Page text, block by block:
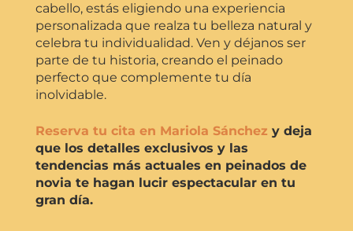
cabello, estás eligiendo una experiencia
personalizada que realza tu belleza natural y
celebra tu individualidad. Ven y déjanos ser
parte de tu historia, creando el peinado
perfecto que complemente tu día
inolvidable.
Reserva tu cita en Mariola Sánchez y deja
que los detalles exclusivos y las
tendencias más actuales en peinados de
novia te hagan lucir espectacular en tu
gran día.